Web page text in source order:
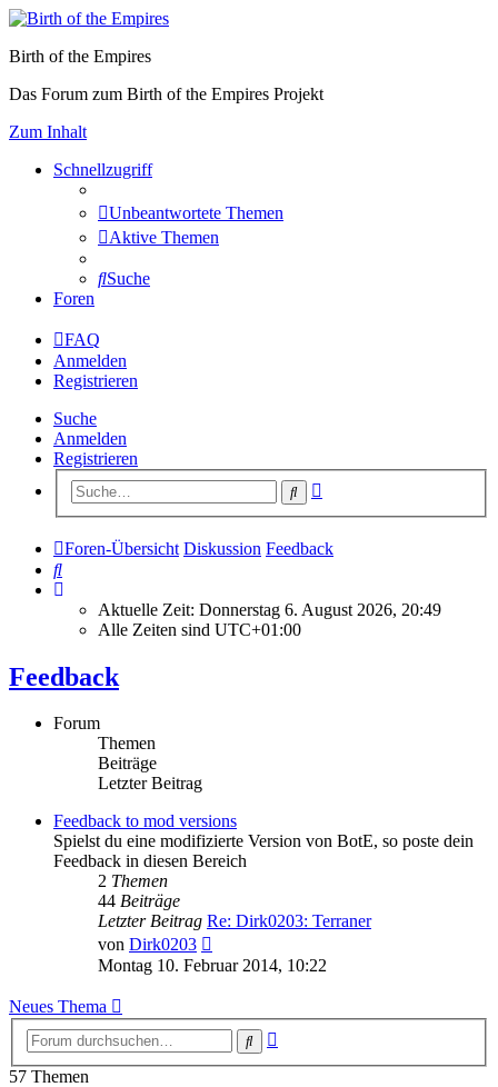
Birth of the Empires
Das Forum zum Birth of the Empires Projekt
Zum Inhalt
Schnellzugriff
Unbeantwortete Themen
Aktive Themen
Suche
Foren
FAQ
Anmelden
Registrieren
Suche
Anmelden
Registrieren
Suche
Foren-Übersicht Diskussion Feedback
Suche
Aktuelle Zeit: Donnerstag 6. August 2026, 20:49
Alle Zeiten sind UTC+01:00
Feedback
Forum
Themen
Beiträge
Letzter Beitrag
Feedback to mod versions
Spielst du eine modifizierte Version von BotE, so poste dein
Feedback in diesen Bereich
2 Themen
44 Beiträge
Letzter Beitrag Re: Dirk0203: Terraner
von Dirk0203
Beitrag
Montag 10. Februar 2014, 10:22
Neues Thema
Suche
57 Themen